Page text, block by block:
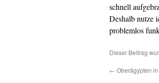
schnell
Deshalb nutze
problemlos
Dieser Beitrag
← Oberägypten